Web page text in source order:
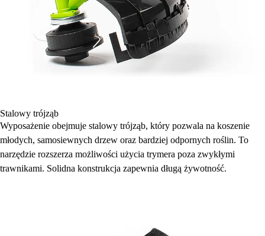
Stalowy trójząb
Wyposażenie obejmuje stalowy trójząb, który pozwala na koszenie
młodych, samosiewnych drzew oraz bardziej odpornych roślin. To
narzędzie rozszerza możliwości użycia trymera poza zwykłymi
trawnikami. Solidna konstrukcja zapewnia długą żywotność.